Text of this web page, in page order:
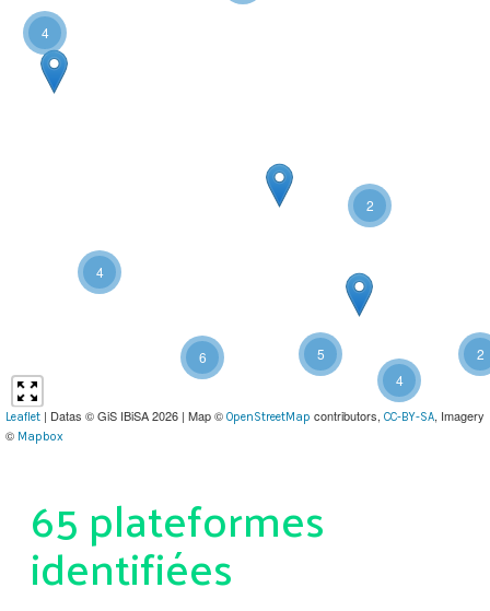
2
2
4
4
5
6
4
Leaflet | Datas © GiS IBiSA 2026 | Map © OpenStreetMap contributors, CC-BY-SA, Imagery
© Mapbox
65 plateformes
identifiées